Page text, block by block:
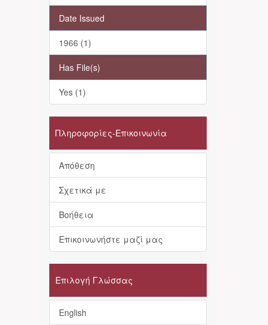
Date Issued
1966 (1)
Has File(s)
Yes (1)
Πληροφορίες-Επικοινωνία
Απόθεση
Σχετικά με
Βοήθεια
Επικοινωνήστε μαζί μας
Επιλογή Γλώσσας
English